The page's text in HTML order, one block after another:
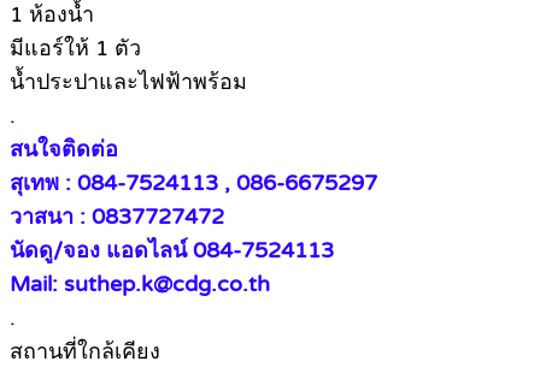
1 ห้องน้ำ
มีแอร์ให้ 1 ตัว
น้ำประปาและไฟฟ้าพร้อม
.
สนใจติดต่อ
สุเทพ : 084-7524113 , 086-6675297
วาสนา : 0837727472
นัดดู/จอง แอดไลน์ 084-7524113
Mail: suthep.k@cdg.co.th
.
สถานที่ใกล้เคียง